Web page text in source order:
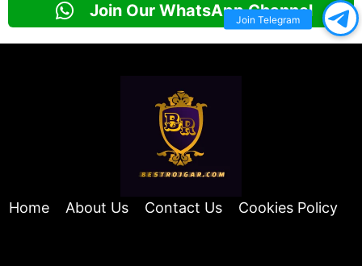
Join Our WhatsApp Channel
Home About Us Contact Us Cookies Policy
Join Telegram